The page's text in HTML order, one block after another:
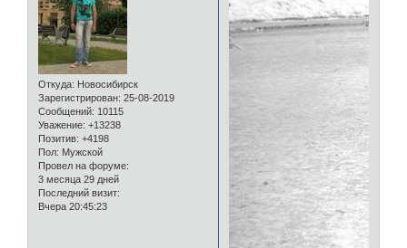
Откуда: Новосибирск
Зарегистрирован: 25-08-2019
Сообщений: 10115
Уважение: +13238
Позитив: +4198
Пол: Мужской
Провел на форуме:
3 месяца 29 дней
Последний визит:
Вчера 20:45:23